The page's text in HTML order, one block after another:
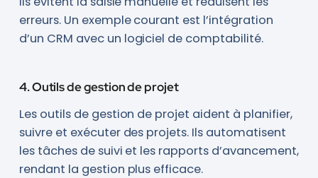
erreurs. Un exemple courant est l’intégration
d’un CRM avec un logiciel de comptabilité.
4. Outils de gestion de projet
Les outils de gestion de projet aident à planifier,
suivre et exécuter des projets. Ils automatisent
les tâches de suivi et les rapports d’avancement,
rendant la gestion plus efficace.